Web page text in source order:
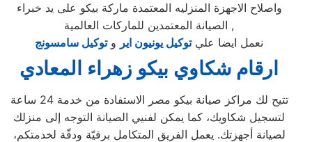
واصلاح الاجهزة المنزليه المعتمدة ماركة بيكو على يد خبراء
الصيانة المعتمدين للماركات العالمية ,
نعمل ايضا عليتوكيل يونيون اير وتوكيل سامسونج
ارقام شكاوي بيكو زهراء المعادي
تتيح لك مراكز صيانة بيكو مصر الاستفادة من خدمة 24 ساعة
لتسجيل شكاويك، كما يمكن لفنيي الصيانة التوجه إلى منزلك
لصيانة أجهزتك. يعمل الفريق المتكامل برقيّة ودقّة لخدمتكم،